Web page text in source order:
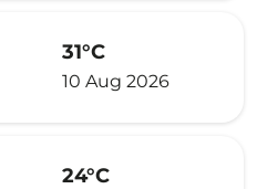
31°C
10 Aug 2026
24°C